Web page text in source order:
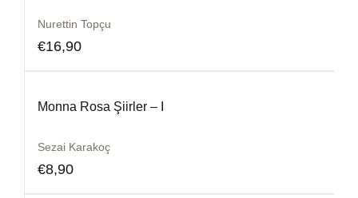
Nurettin Topçu
€16,90
Monna Rosa Şiirler – I
Sezai Karakoç
€8,90